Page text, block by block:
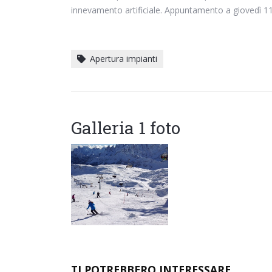
innevamento artificiale. Appuntamento a giovedì
Apertura impianti
Galleria 1 foto